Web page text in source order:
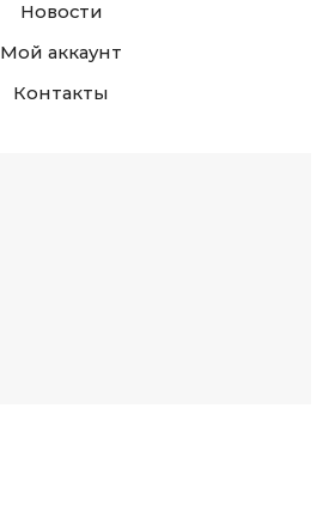
Новости
Мой аккаунт
Контакты